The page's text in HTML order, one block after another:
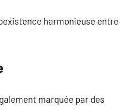
harmonieuse entre
marquée par des